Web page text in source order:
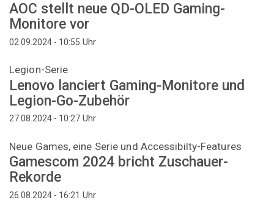
AOC stellt neue QD-OLED Gaming-
Monitore vor
02.09.2024 - 10:55 Uhr
Legion-Serie
Lenovo lanciert Gaming-Monitore und
Legion-Go-Zubehör
27.08.2024 - 10:27 Uhr
Neue Games, eine Serie und Accessibilty-Features
Gamescom 2024 bricht Zuschauer-
Rekorde
26.08.2024 - 16:21 Uhr